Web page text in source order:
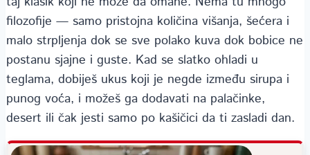
filozofije — samo pristojna količina višanja, šećera i
malo strpljenja dok se sve polako kuva dok bobice ne
postanu sjajne i guste. Kad se slatko ohladi u
teglama, dobiješ ukus koji je negde između sirupa i
punog voća, i možeš ga dodavati na palačinke,
desert ili čak jesti samo po kašičici da ti zasladi dan.